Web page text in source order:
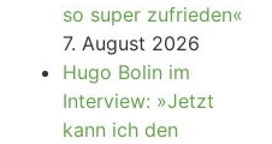
so super zufrieden«
7. August 2026
Hugo Bolin im
Interview: »Jetzt
kann ich den